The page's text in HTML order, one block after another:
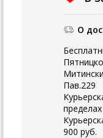
О
Пав.229
900 руб.